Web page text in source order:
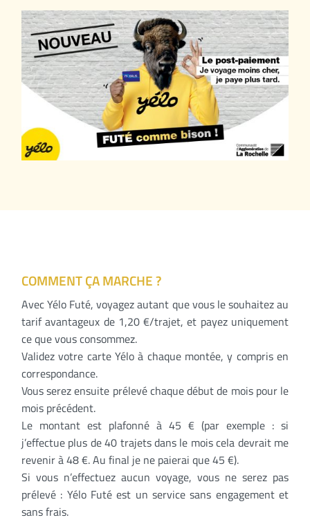
COMMENT ÇA MARCHE ?
Avec Yélo Futé, voyagez autant que vous le souhaitez au
tarif avantageux de 1,20 €/trajet, et payez uniquement
ce que vous consommez.
Validez votre carte Yélo à chaque montée, y compris en
correspondance.
Vous serez ensuite prélevé chaque début de mois pour le
mois précédent.
Le montant est plafonné à 45 € (par exemple : si
j’effectue plus de 40 trajets dans le mois cela devrait me
revenir à 48 €. Au final je ne paierai que 45 €).
Si vous n’effectuez aucun voyage, vous ne serez pas
prélevé : Yélo Futé est un service sans engagement et
sans frais.